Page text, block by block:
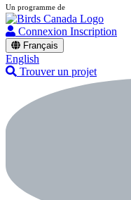
Un programme de
Connexion Inscription
Français
English
Trouver un projet